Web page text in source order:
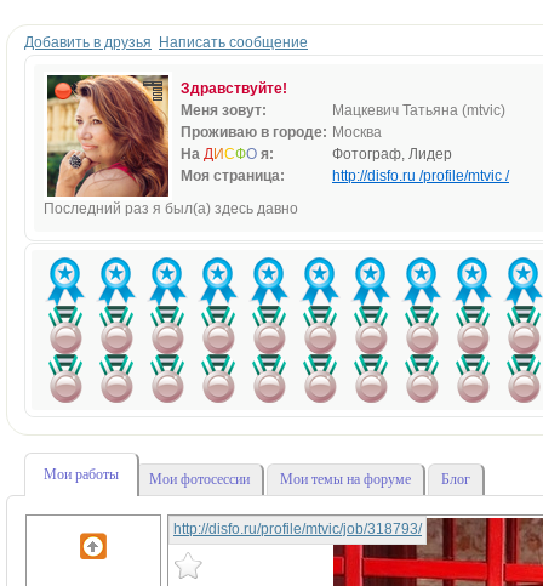
Добавить в друзья Написать сообщение
Здравствуйте!
Меня зовут:
Мацкевич Татьяна (mtvic)
Проживаю в городе: Москва
На ДИСФО я:
Фотограф, Лидер
Моя страница:
http://disfo.ru /profile/mtvic /
Последний раз я был(а) здесь давно
Мои работы Мои фотосессии Мои темы на форуме Блог
http://disfo.ru/profile/mtvic/job/318793/